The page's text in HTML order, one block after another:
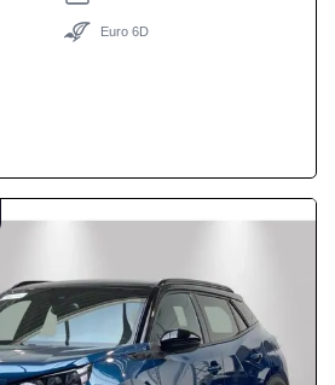
Euro 6D